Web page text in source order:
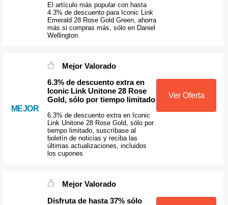
El artículo más popular con hasta
4.3% de descuento para Iconic Link
Emerald 28 Rose Gold Green, ahorra
más si compras más, sólo en Daniel
Wellington.
MEJOR
Mejor Valorado
6.3% de descuento extra en
Iconic Link Unitone 28 Rose
Gold, sólo por tiempo limitado
6.3% de descuento extra en Iconic
Link Unitone 28 Rose Gold, sólo por
tiempo limitado, suscríbase al
boletín de noticias y reciba las
últimas actualizaciones, incluidos
los cupones
Ver Oferta
Mejor Valorado
Disfruta de hasta 37% sólo